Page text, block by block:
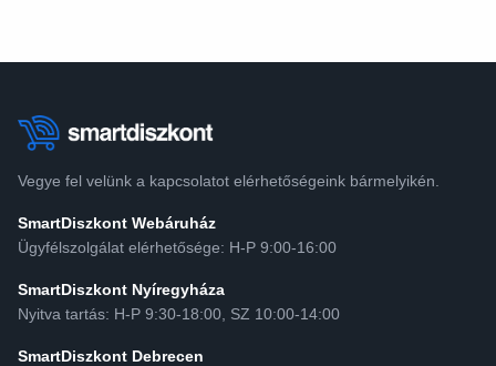
Vegye fel velünk a kapcsolatot elérhetőségeink bármelyikén.
SmartDiszkont Webáruház
Ügyfélszolgálat elérhetősége: H-P 9:00-16:00
SmartDiszkont Nyíregyháza
Nyitva tartás: H-P 9:30-18:00, SZ 10:00-14:00
SmartDiszkont Debrecen